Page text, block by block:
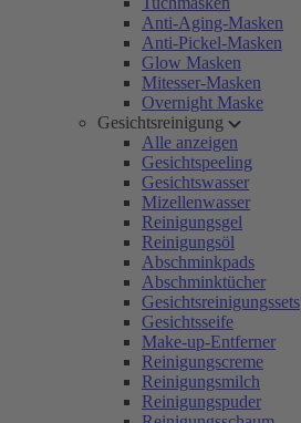
Anti-Aging-Masken
Anti-Pickel-Masken
Glow Masken
Mitesser-Masken
Overnight Maske
Gesichtsreinigung
Alle anzeigen
Gesichtspeeling
Gesichtswasser
Mizellenwasser
Reinigungsgel
Reinigungsöl
Abschminkpads
Abschminktücher
Gesichtsreinigungssets
Gesichtsseife
Make-up-Entferner
Reinigungscreme
Reinigungsmilch
Reinigungspuder